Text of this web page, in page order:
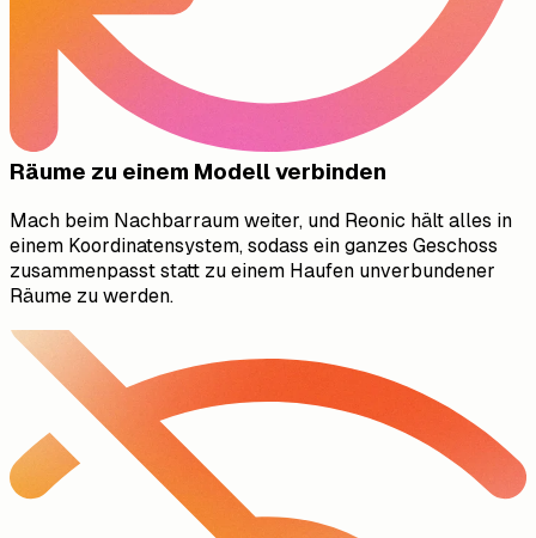
Räume zu einem Modell verbinden
Mach beim Nachbarraum weiter, und Reonic hält alles in
einem Koordinatensystem, sodass ein ganzes Geschoss
zusammenpasst statt zu einem Haufen unverbundener
Räume zu werden.